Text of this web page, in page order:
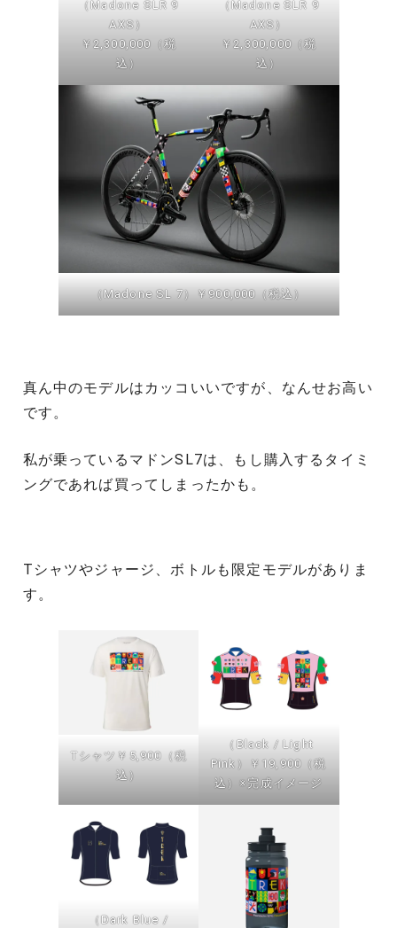
（Madone SLR 9
AXS）
￥2,300,000（税
込）
（Madone SLR 9
AXS）
￥2,300,000（税
込）
（Madone SL 7）￥900,000（税込）
真ん中のモデルはカッコいいですが、なんせお高い
です。
私が乗っているマドンSL7は、もし購入するタイミ
ングであれば買ってしまったかも。
Tシャツやジャージ、ボトルも限定モデルがありま
す。
Tシャツ￥5,900（税
込）
（Black / Light
Pink）￥19,900（税
込）※完成イメージ
（Dark Blue /